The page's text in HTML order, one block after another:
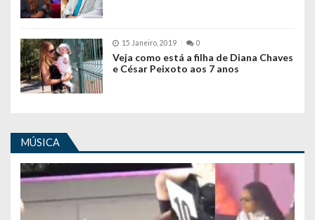
15 Janeiro, 2019 0
Veja como está a filha de Diana Chaves
e César Peixoto aos 7 anos
MÚSICA